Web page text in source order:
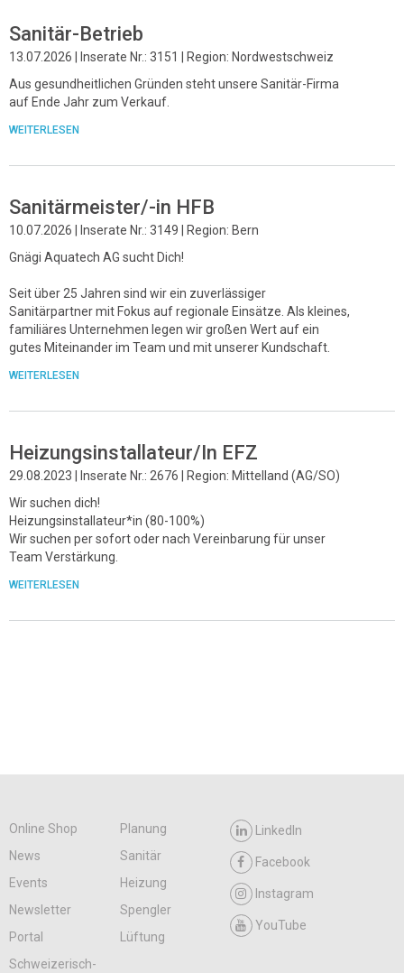
Sanitär-Betrieb
13.07.2026 | Inserate Nr.: 3151 | Region: Nordwestschweiz
Aus gesundheitlichen Gründen steht unsere Sanitär-Firma
auf Ende Jahr zum Verkauf.
WEITERLESEN
Sanitärmeister/-in HFB
10.07.2026 | Inserate Nr.: 3149 | Region: Bern
Gnägi Aquatech AG sucht Dich!
Seit über 25 Jahren sind wir ein zuverlässiger
Sanitärpartner mit Fokus auf regionale Einsätze. Als kleines,
familiäres Unternehmen legen wir großen Wert auf ein
gutes Miteinander im Team und mit unserer Kundschaft.
WEITERLESEN
Heizungsinstallateur/In EFZ
29.08.2023 | Inserate Nr.: 2676 | Region: Mittelland (AG/SO)
Wir suchen dich!
Heizungsinstallateur*in (80-100%)
Wir suchen per sofort oder nach Vereinbarung für unser
Team Verstärkung.
WEITERLESEN
Online Shop
Planung
News
Sanitär
Events
Heizung
Newsletter
Spengler
Portal
Lüftung
LinkedIn
Facebook
Instagram
YouTube
Schweizerisch-